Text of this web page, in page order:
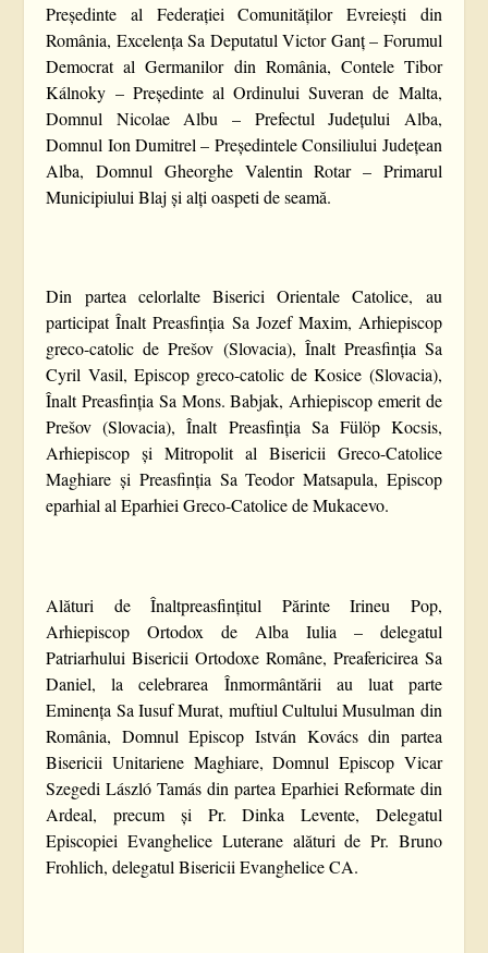
Președinte al Federației Comunităților Evreiești din
România, Excelența Sa Deputatul Victor Ganț – Forumul
Democrat al Germanilor din România, Contele Tibor
Kálnoky – Președinte al Ordinului Suveran de Malta,
Domnul Nicolae Albu – Prefectul Județului Alba,
Domnul Ion Dumitrel – Președintele Consiliului Județean
Alba, Domnul Gheorghe Valentin Rotar – Primarul
Municipiului Blaj și alți oaspeti de seamă.
Din partea celorlalte Biserici Orientale Catolice, au
participat Înalt Preasfinția Sa Jozef Maxim, Arhiepiscop
greco-catolic de Prešov (Slovacia), Înalt Preasfinția Sa
Cyril Vasil, Episcop greco-catolic de Kosice (Slovacia),
Înalt Preasfinția Sa Mons. Babjak, Arhiepiscop emerit de
Prešov (Slovacia), Înalt Preasfinția Sa Fülöp Kocsis,
Arhiepiscop și Mitropolit al Bisericii Greco-Catolice
Maghiare și Preasfinția Sa Teodor Matsapula, Episcop
eparhial al Eparhiei Greco-Catolice de Mukacevo.
Alături de Înaltpreasfințitul Părinte Irineu Pop,
Arhiepiscop Ortodox de Alba Iulia – delegatul
Patriarhului Bisericii Ortodoxe Române, Preafericirea Sa
Daniel, la celebrarea Înmormântării au luat parte
Eminența Sa Iusuf Murat, muftiul Cultului Musulman din
România, Domnul Episcop István Kovács din partea
Bisericii Unitariene Maghiare, Domnul Episcop Vicar
Szegedi László Tamás din partea Eparhiei Reformate din
Ardeal, precum și Pr. Dinka Levente, Delegatul
Episcopiei Evanghelice Luterane alături de Pr. Bruno
Frohlich, delegatul Bisericii Evanghelice CA.